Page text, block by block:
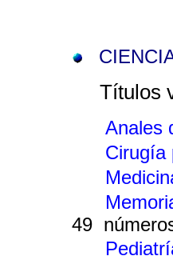
Títulos
Anales
Cirugía
49